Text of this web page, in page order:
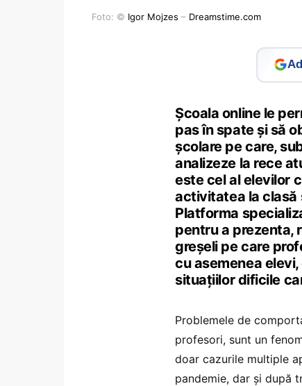
Foto: © Igor Mojzes – Dreamstime.com
Școala online le
pas în spate și să
școlare pe care,
analizeze la rece
este cel al elevilor
activitatea la clasă
Platforma
pentru a prezenta,
greșeli pe care
cu asemenea
situațiilor dificile
Problemele de
profesori, sunt un
doar cazurile multiple
pandemie, dar și după